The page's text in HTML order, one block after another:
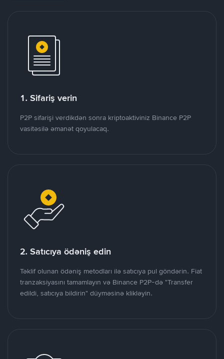
1. Sifariş verin
P2P sifarişi verdikdən sonra kriptoaktiviniz Binance P2P
vasitəsilə əmanət qoyulacaq.
2. Satıcıya ödəniş edin
Təklif olunan ödəniş metodları ilə satıcıya pul göndərin. Fiat
tranzaksiyasını tamamlayın və Binance P2P-də "Transfer
edildi, satıcıya bildirin" düyməsinə klikləyin.